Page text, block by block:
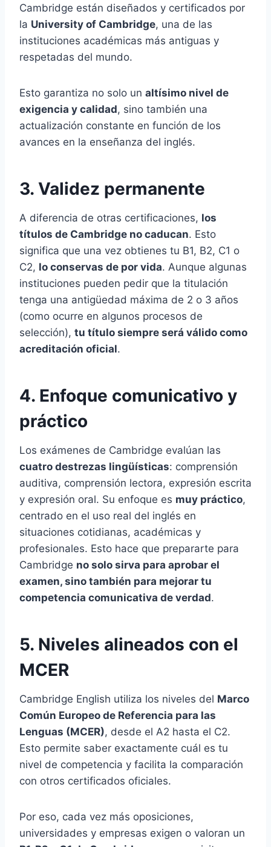
Cambridge están diseñados y certificados por
la University of Cambridge, una de las
instituciones académicas más antiguas y
respetadas del mundo.
Esto garantiza no solo un altísimo nivel de
exigencia y calidad, sino también una
actualización constante en función de los
avances en la enseñanza del inglés.
3. Validez permanente
A diferencia de otras certificaciones, los
títulos de Cambridge no caducan. Esto
significa que una vez obtienes tu B1, B2, C1 o
C2, lo conservas de por vida. Aunque algunas
instituciones pueden pedir que la titulación
tenga una antigüedad máxima de 2 o 3 años
(como ocurre en algunos procesos de
selección), tu título siempre será válido como
acreditación oficial.
4. Enfoque comunicativo y
práctico
Los exámenes de Cambridge evalúan las
cuatro destrezas lingüísticas: comprensión
auditiva, comprensión lectora, expresión escrita
y expresión oral. Su enfoque es muy práctico,
centrado en el uso real del inglés en
situaciones cotidianas, académicas y
profesionales. Esto hace que prepararte para
Cambridge no solo sirva para aprobar el
examen, sino también para mejorar tu
competencia comunicativa de verdad.
5. Niveles alineados con el
MCER
Cambridge English utiliza los niveles del Marco
Común Europeo de Referencia para las
Lenguas (MCER), desde el A2 hasta el C2.
Esto permite saber exactamente cuál es tu
nivel de competencia y facilita la comparación
con otros certificados oficiales.
Por eso, cada vez más oposiciones,
universidades y empresas exigen o valoran un